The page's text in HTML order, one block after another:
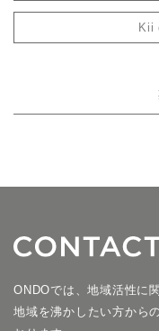
Kii
ONDOでは、地域活性に
地域を沸かしたい方から